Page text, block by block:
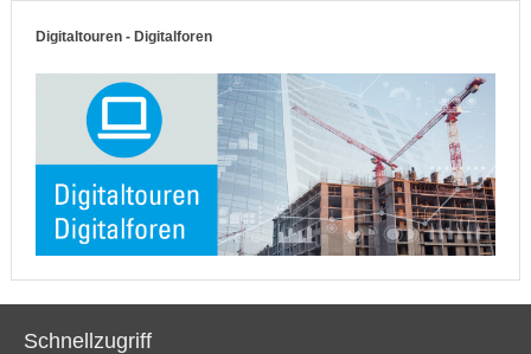
Digitaltouren - Digitalforen
Schnellzugriff